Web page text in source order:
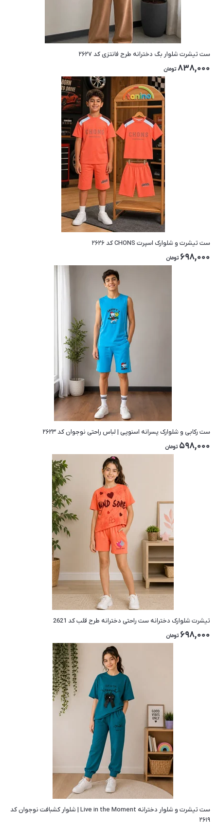
ست تیشرت شلوار بگ دخترانه طرح فانتزی کد ۲۶۲۷
838,000 تومان
ست تیشرت و شلوارک اسپرت CHONS کد ۲۶۲۶
698,000 تومان
ست رکابی و شلوارک پسرانه اسنوپی | لباس راحتی نوجوان کد ۲۶۲۳
598,000 تومان
تیشرت شلوارک دخترانه ست راحتی دخترانه طرح قلب کد 2621
698,000 تومان
ست تیشرت و شلوار دخترانه Live in the Moment | شلوار کشبافت نوجوان کد
۲۶۱۹